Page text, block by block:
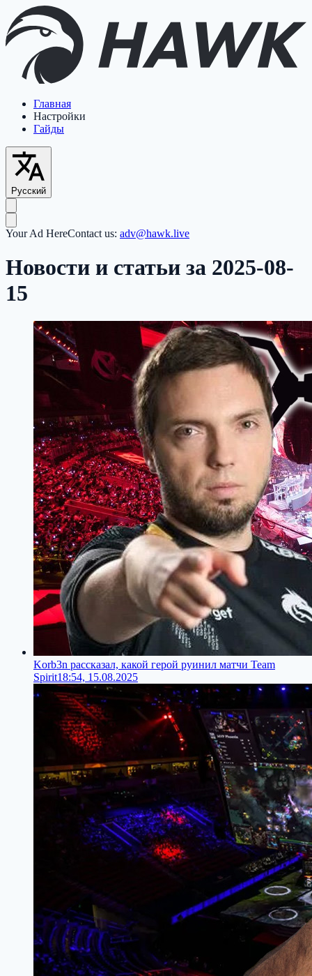
Главная
Настройки
Гайды
Русский
Your Ad HereContact us: adv@hawk.live
Новости и статьи за 2025-08-
15
Korb3n рассказал, какой герой руинил матчи Team
Spirit18:54, 15.08.2025